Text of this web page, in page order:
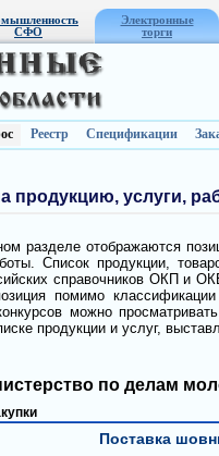
СФО
Электронные
торги
Реестр Спецификации
продукцию, услуги,
разделе отображаются
Список продукции,
справочников ОКП и
помимо
можно
продукции и услуг,
по делам
Поставка